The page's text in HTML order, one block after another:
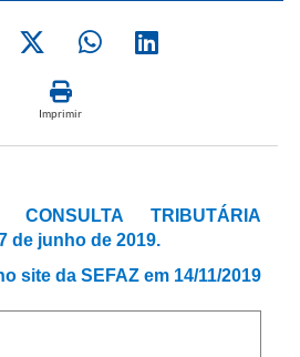
Imprimir
CONSULTA TRIBUTÁRIA
de junho de 2019.
site da SEFAZ em 14/11/2019